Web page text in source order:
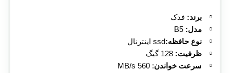
برند: فدک
مدل:
نوع حافظه:ssd اینترنال
ظرفیت:
سرعت خواندن: 560 MB/s